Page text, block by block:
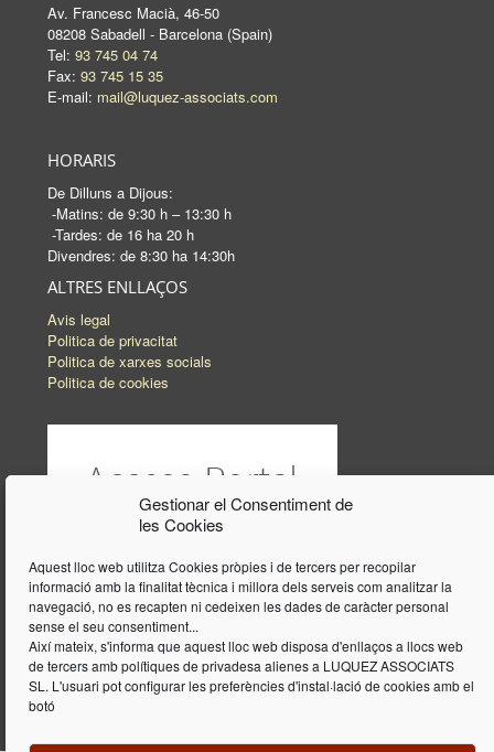
Gestionar el Consentiment de
les Cookies
Aquest lloc web utilitza Cookies pròpies i de tercers per recopilar
informació amb la finalitat tècnica i millora dels serveis com analitzar la
navegació, no es recapten ni cedeixen les dades de caràcter personal
sense el seu consentiment...
Així mateix, s'informa que aquest lloc web disposa d'enllaços a llocs web
de tercers amb polítiques de privadesa alienes a LUQUEZ ASSOCIATS
SL. L'usuari pot configurar les preferències d'instal·lació de cookies amb el
botó
Av. Francesc Macià, 46-50
08208 Sabadell - Barcelona (Spain)
Tel: 93 745 04 74
Fax: 93 745 15 35
E-mail: mail@luquez-associats.com
HORARIS
De Dilluns a Dijous:
-Matins: de 9:30 h – 13:30 h
-Tardes: de 16 ha 20 h
Divendres: de 8:30 ha 14:30h
ALTRES ENLLAÇOS
Avis legal
Politica de privacitat
Politica de xarxes socials
Politica de cookies